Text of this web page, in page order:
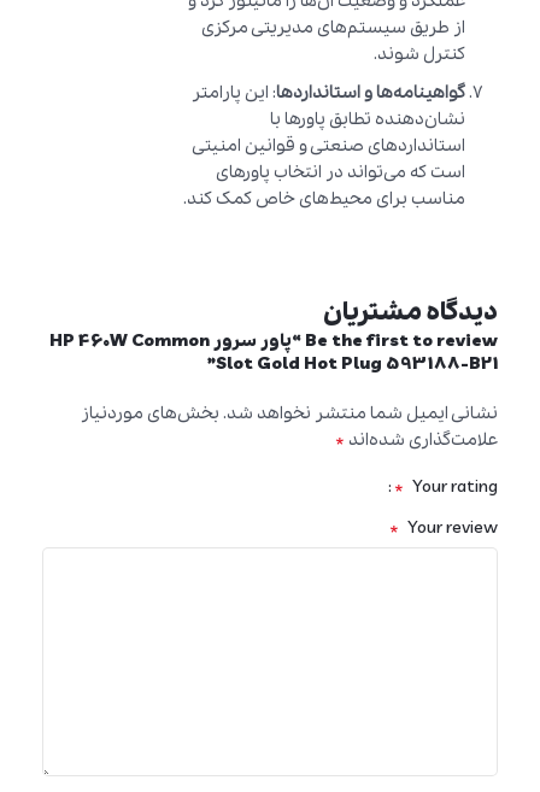
از طریق سیستم‌های مدیریتی مرکزی
کنترل شوند.
گواهینامه‌ها و استانداردها: این پارامتر
نشان‌دهنده تطابق پاورها با
استانداردهای صنعتی و قوانین امنیتی
است که می‌تواند در انتخاب پاورهای
مناسب برای محیط‌های خاص کمک کند.
دیدگاه مشتریان
Be the first to review “پاور سرور HP 460W Common
Slot Gold Hot Plug 593188-B21”
نشانی ایمیل شما منتشر نخواهد شد. بخش‌های موردنیاز
علامت‌گذاری شده‌اند *
Your rating
*
Your review
*